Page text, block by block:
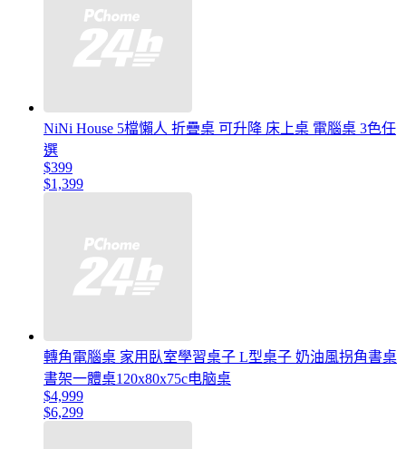
NiNi House 5檔懶人 折疊桌 可升降 床上桌 電腦桌 3色任
選
$399
$1,399
轉角電腦桌 家用臥室學習桌子 L型桌子 奶油風拐角書桌
書架一體桌120x80x75c电脑桌
$4,999
$6,299